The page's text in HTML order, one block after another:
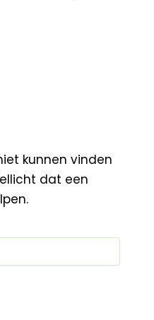
kunnen vinden
dat een